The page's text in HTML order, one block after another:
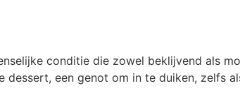
conditie die zowel beklijvend als
een genot om in te duiken, zelfs